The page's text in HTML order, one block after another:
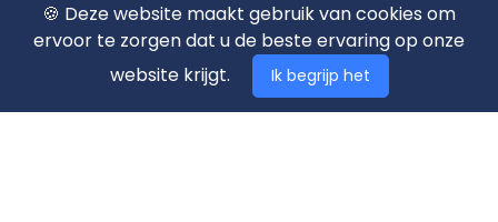
Catalogus
Nuttige documenten
Privacy policy
🍪 Deze website maakt gebruik van cookies om
ervoor te zorgen dat u de beste ervaring op onze
website krijgt.
Ik begrijp het